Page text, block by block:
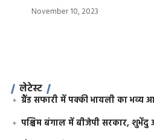
November 10, 2023
लेटेस्ट
ग्रैंड सफारी में पक्की भायली का भव्य
पश्चिम बंगाल में बीजेपी सरकार, शुभेंदु